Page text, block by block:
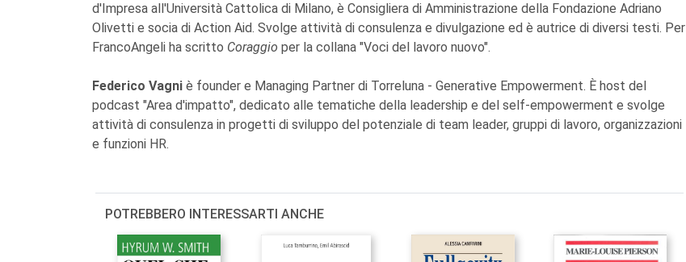
d'Impresa all'Università Cattolica di Milano, è Consigliera di Amministrazione della Fondazione Adriano
Olivetti e socia di Action Aid. Svolge attività di consulenza e divulgazione ed è autrice di diversi testi. Per
FrancoAngeli ha scritto Coraggio per la collana "Voci del lavoro nuovo".
Federico Vagni è founder e Managing Partner di Torreluna - Generative Empowerment. È host del
podcast "Area d'impatto", dedicato alle tematiche della leadership e del self-empowerment e svolge
attività di consulenza in progetti di sviluppo del potenziale di team leader, gruppi di lavoro, organizzazioni
e funzioni HR.
POTREBBERO INTERESSARTI ANCHE